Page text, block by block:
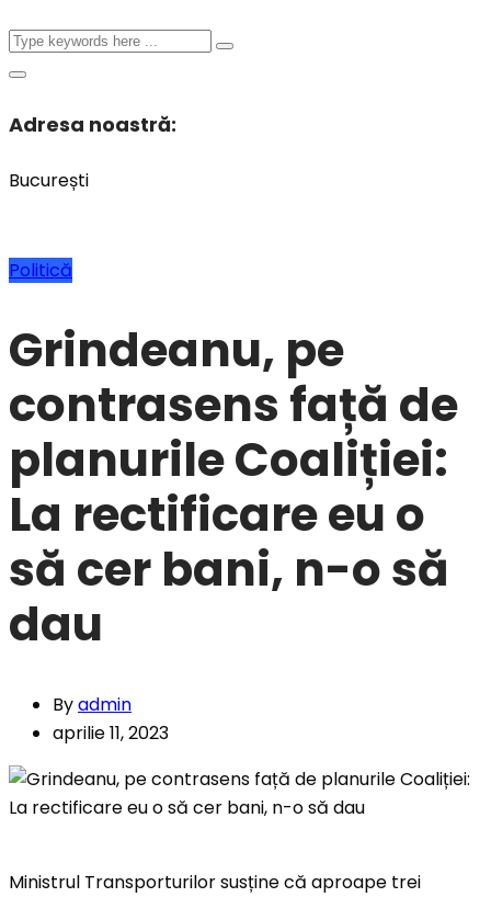
Adresa noastră:
București
Politică
Grindeanu, pe
contrasens față de
planurile Coaliției:
La rectificare eu o
să cer bani, n-o să
dau
Byadmin
aprilie 11, 2023
Ministrul Transporturilor susține că aproape trei